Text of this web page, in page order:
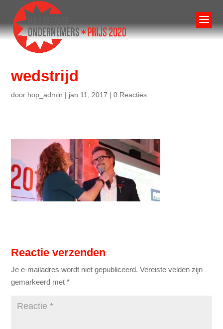
wedstrijd
door hop_admin | jan 11, 2017 |0 Reacties
Reactie verzenden
Je e-mailadres wordt niet gepubliceerd. Vereiste velden zijn
gemarkeerd met*